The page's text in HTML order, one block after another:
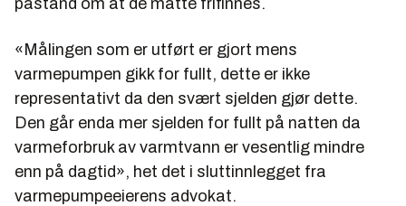
«Målingen som er utført er gjort mens
varmepumpen gikk for fullt, dette er ikke
representativt da den svært sjelden gjør dette.
Den går enda mer sjelden for fullt på natten da
varmeforbruk av varmtvann er vesentlig mindre
enn på dagtid», het det i sluttinnlegget fra
varmepumpeeierens advokat.